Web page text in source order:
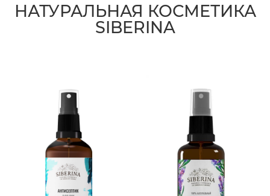
НАТУРАЛЬНАЯ КОСМЕТИКА
SIBERINA